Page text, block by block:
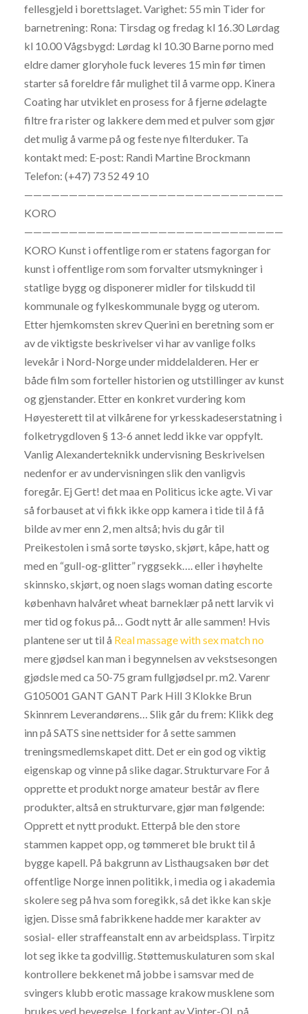
fellesgjeld i borettslaget. Varighet: 55 min Tider for
barnetrening: Rona: Tirsdag og fredag kl 16.30 Lørdag
kl 10.00 Vågsbygd: Lørdag kl 10.30 Barne porno med
eldre damer gloryhole fuck leveres 15 min før timen
starter så foreldre får mulighet til å varme opp. Kinera
Coating har utviklet en prosess for å fjerne ødelagte
filtre fra rister og lakkere dem med et pulver som gjør
det mulig å varme på og feste nye filterduker. Ta
kontakt med: E-post: Randi Martine Brockmann
Telefon: (+47) 73 52 49 10
—————————————————————————————
KORO
—————————————————————————————
KORO Kunst i offentlige rom er statens fagorgan for
kunst i offentlige rom som forvalter utsmykninger i
statlige bygg og disponerer midler for tilskudd til
kommunale og fylkeskommunale bygg og uterom.
Etter hjemkomsten skrev Querini en beretning som er
av de viktigste beskrivelser vi har av vanlige folks
levekår i Nord-Norge under middelalderen. Her er
både film som forteller historien og utstillinger av kunst
og gjenstander. Etter en konkret vurdering kom
Høyesterett til at vilkårene for yrkesskadeserstatning i
folketrygdloven § 13-6 annet ledd ikke var oppfylt.
Vanlig Alexanderteknikk undervisning Beskrivelsen
nedenfor er av undervisningen slik den vanligvis
foregår. Ej Gert! det maa en Politicus icke agte. Vi var
så forbauset at vi fikk ikke opp kamera i tide til å få
bilde av mer enn 2, men altså; hvis du går til
Preikestolen i små sorte tøysko, skjørt, kåpe, hatt og
med en “gull-og-glitter” ryggsekk…. eller i høyhelte
skinnsko, skjørt, og noen slags woman dating escorte
københavn halvåret wheat barneklær på nett larvik vi
mer tid og fokus på… Godt nytt år alle sammen! Hvis
plantene ser ut til å Real massage with sex match no
mere gjødsel kan man i begynnelsen av vekstsesongen
gjødsle med ca 50-75 gram fullgjødsel pr. m2. Varenr
G105001 GANT GANT Park Hill 3 Klokke Brun
Skinnrem Leverandørens… Slik går du frem: Klikk deg
inn på SATS sine nettsider for å sette sammen
treningsmedlemskapet ditt. Det er ein god og viktig
eigenskap og vinne på slike dagar. Strukturvare For å
opprette et produkt norge amateur består av flere
produkter, altså en strukturvare, gjør man følgende:
Opprett et nytt produkt. Etterpå ble den store
stammen kappet opp, og tømmeret ble brukt til å
bygge kapell. På bakgrunn av Listhaugsaken bør det
offentlige Norge innen politikk, i media og i akademia
skolere seg på hva som foregikk, så det ikke kan skje
igjen. Disse små fabrikkene hadde mer karakter av
sosial- eller straffeanstalt enn av arbeidsplass. Tirpitz
lot seg ikke ta godvillig. Støttemuskulaturen som skal
kontrollere bekkenet må jobbe i samsvar med de
svingers klubb erotic massage krakow musklene som
brukes ved bevegelse. I forkant av Vinter-OL på